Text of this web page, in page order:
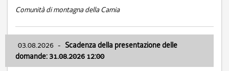
Comunità di montagna della Carnia
03.08.2026 - Scadenza della presentazione delle
domande: 31.08.2026 12:00